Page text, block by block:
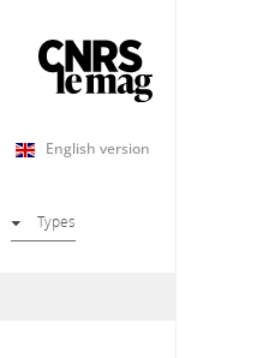
English version
Types